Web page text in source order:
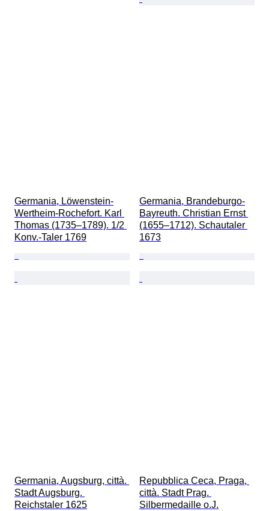
Germania, Löwenstein-
Wertheim-Rochefort. Karl
Thomas (1735–1789). 1/2
Konv.-Taler 1769
Germania, Brandeburgo-
Bayreuth. Christian Ernst
(1655–1712). Schautaler
1673
Germania, Augsburg, città.
Stadt Augsburg.
Reichstaler 1625
Repubblica Ceca, Praga,
città. Stadt Prag.
Silbermedaille o.J.